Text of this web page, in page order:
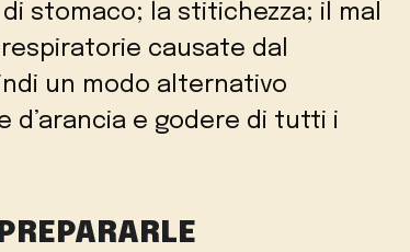
stomaco; la stitichezza; il mal
causate dal
un modo alternativo
d’arancia e godere di tutti i